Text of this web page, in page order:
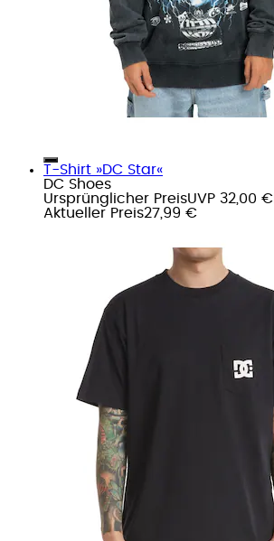
T-Shirt »DC Star«
DC Shoes
Ursprünglicher PreisUVP 32,00 €
Aktueller Preis27,99 €